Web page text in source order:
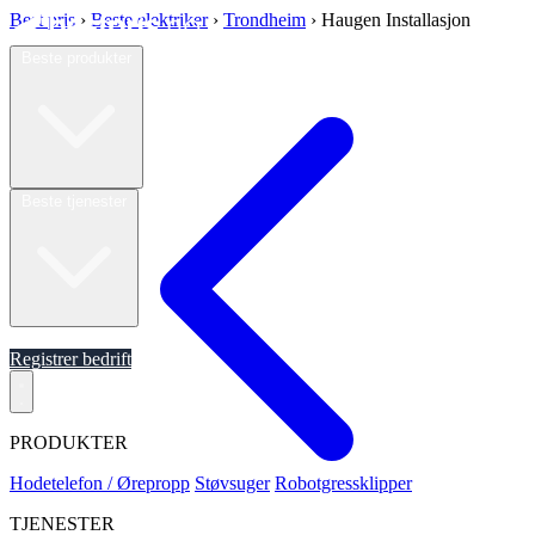
Registrer bedrift
PRODUKTER
Hodetelefon / Ørepropp Støvsuger Robotgressklipper
TJENESTER
Best pris › Beste elektriker › Trondheim › Haugen Installasjon